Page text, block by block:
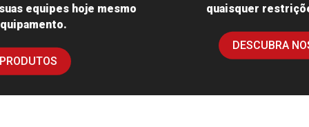
quaisquer restrições de pedido mínimo.
DESCUBRA NOSSOS PRODUTOS